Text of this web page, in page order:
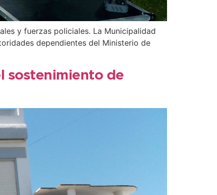
y fuerzas policiales. La Municipalidad
dependientes del Ministerio de
sostenimiento de